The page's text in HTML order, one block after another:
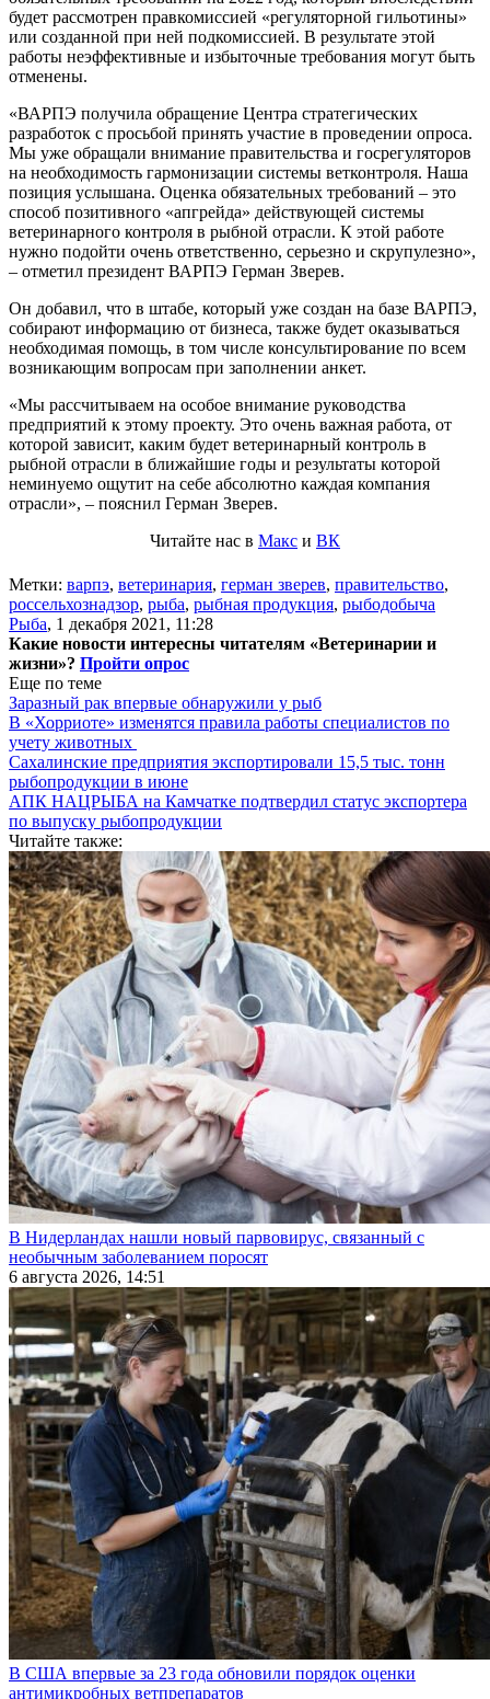
будет рассмотрен правкомиссией «регуляторной гильотины»
или созданной при ней подкомиссией. В результате этой
работы неэффективные и избыточные требования могут быть
отменены.
«ВАРПЭ получила обращение Центра стратегических
разработок с просьбой принять участие в проведении опроса.
Мы уже обращали внимание правительства и госрегуляторов
на необходимость гармонизации системы ветконтроля. Наша
позиция услышана. Оценка обязательных требований – это
способ позитивного «апгрейда» действующей системы
ветеринарного контроля в рыбной отрасли. К этой работе
нужно подойти очень ответственно, серьезно и скрупулезно»,
– отметил президент ВАРПЭ Герман Зверев.
Он добавил, что в штабе, который уже создан на базе ВАРПЭ,
собирают информацию от бизнеса, также будет оказываться
необходимая помощь, в том числе консультирование по всем
возникающим вопросам при заполнении анкет.
«Мы рассчитываем на особое внимание руководства
предприятий к этому проекту. Это очень важная работа, от
которой зависит, каким будет ветеринарный контроль в
рыбной отрасли в ближайшие годы и результаты которой
неминуемо ощутит на себе абсолютно каждая компания
отрасли», – пояснил Герман Зверев.
Читайте нас в Макс и ВК
Метки: варпэ, ветеринария, герман зверев, правительство,
россельхознадзор, рыба, рыбная продукция, рыбодобыча
Рыба, 1 декабря 2021, 11:28
Какие новости интересны читателям «Ветеринарии и
жизни»? Пройти опрос
Еще по теме
Заразный рак впервые обнаружили у рыб
В «Хорриоте» изменятся правила работы специалистов по
учету животных
Сахалинские предприятия экспортировали 15,5 тыс. тонн
рыбопродукции в июне
АПК НАЦРЫБА на Камчатке подтвердил статус экспортера
по выпуску рыбопродукции
Читайте также:
В Нидерландах нашли новый парвовирус, связанный с
необычным заболеванием поросят
6 августа 2026, 14:51
В США впервые за 23 года обновили порядок оценки
антимикробных ветпрепаратов